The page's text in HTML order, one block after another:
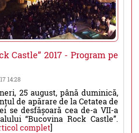
Castle” 2017 - Program pe
14:28
25 august, până duminică,
de apărare de la Cetatea de
se desfășoară cea de-a VII-a
“Bucovina Rock Castle”.
complet]